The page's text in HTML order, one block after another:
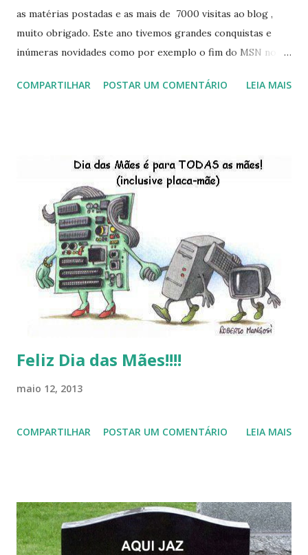
as matérias postadas e as mais de 7000 visitas ao blog ,
muito obrigado. Este ano tivemos grandes conquistas e
inúmeras novidades como por exemplo o fim do MSN no
do Kaiana que será lançada em 2013, distro nacional , a
do LibreOffice , o IX Latinoware, a Microsoft boicotando o
Linux (como sempre), o lançamento do Windows 8 e a sua
baixa taxa de adesão pelos usuários, entre out ros. Gostaria
de desejar a todos Boas Festas e que em 2013 possamos
estar juntos novamente. Feliz Natal!!!! F eli z 2013 a todos!!!
COMPARTILHAR POSTAR UM COMENTÁRIO LEIA MAIS
Feliz Dia das Mães!!!!
maio 12, 2013
COMPARTILHAR POSTAR UM COMENTÁRIO LEIA MAIS